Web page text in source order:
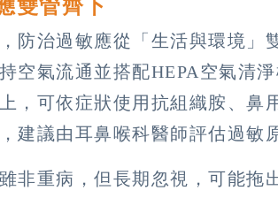
雙管齊下
防治過敏應從「生活與環境」
空氣流通並搭配HEPA空氣清
，可依症狀使用抗組織胺、鼻
建議由耳鼻喉科醫師評估過敏
雖非重病，但長期忽視，可能